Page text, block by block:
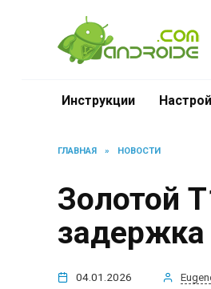
содержанию
Инструкции
ГЛАВНАЯ » НОВОСТИ
Золотой
задержка
04.01.2026